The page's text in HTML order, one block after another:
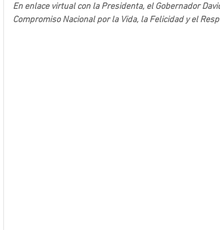
En enlace virtual con la Presidenta, el Gobernador
Compromiso Nacional por la Vida, la Felicidad y el